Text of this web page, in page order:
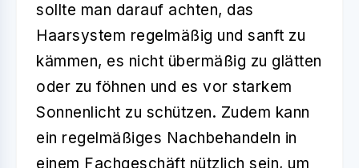
sollte man darauf achten, das
Haarsystem regelmäßig und sanft zu
kämmen, es nicht übermäßig zu glätten
oder zu föhnen und es vor starkem
Sonnenlicht zu schützen. Zudem kann
ein regelmäßiges Nachbehandeln in
einem Fachgeschäft nützlich sein, um